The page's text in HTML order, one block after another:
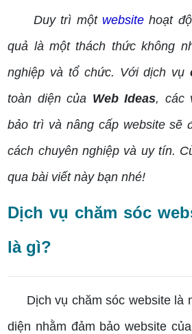
Duy trì một websitehoạt
quả là một thách thức không
nghiệp và tổ chức. Với dịch vụ
toàn diện của Web Ideas, các
bảo trì và nâng cấp website sẽ
cách chuyên nghiệp và uy tín.
qua bài viết này bạn nhé!
Dịch vụ chăm sóc
là gì?
Dịch vụ chăm sóc website là
diện nhằm đảm bảo website